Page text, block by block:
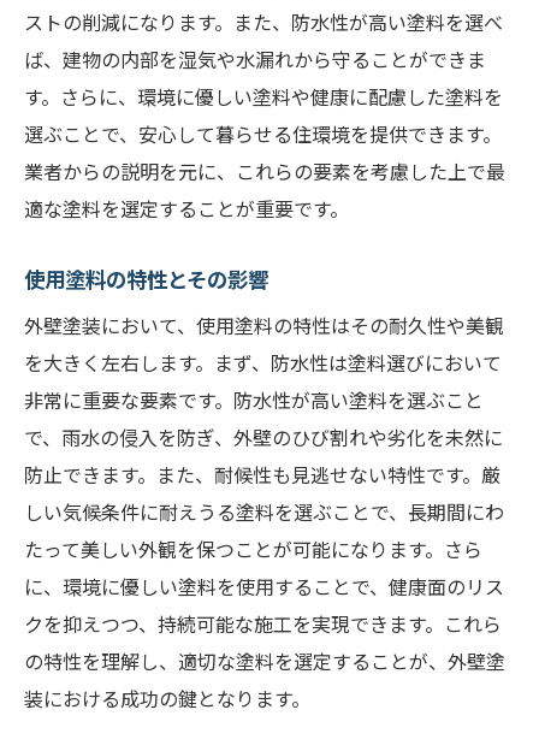
ストの削減になります。また、防水性が高い塗料を選べ
ば、建物の内部を湿気や水漏れから守ることができま
す。さらに、環境に優しい塗料や健康に配慮した塗料を
選ぶことで、安心して暮らせる住環境を提供できます。
業者からの説明を元に、これらの要素を考慮した上で最
適な塗料を選定することが重要です。
使用塗料の特性とその影響
外壁塗装において、使用塗料の特性はその耐久性や美観
を大きく左右します。まず、防水性は塗料選びにおいて
非常に重要な要素です。防水性が高い塗料を選ぶこと
で、雨水の侵入を防ぎ、外壁のひび割れや劣化を未然に
防止できます。また、耐候性も見逃せない特性です。厳
しい気候条件に耐えうる塗料を選ぶことで、長期間にわ
たって美しい外観を保つことが可能になります。さら
に、環境に優しい塗料を使用することで、健康面のリス
クを抑えつつ、持続可能な施工を実現できます。これら
の特性を理解し、適切な塗料を選定することが、外壁塗
装における成功の鍵となります。